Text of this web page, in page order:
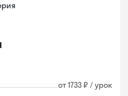
от 1733 ₽ / урок